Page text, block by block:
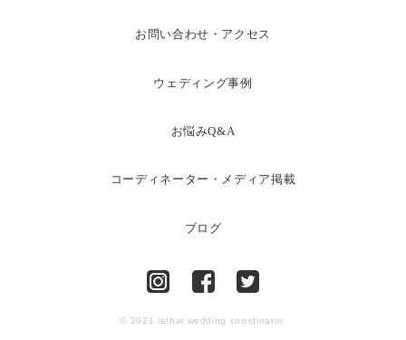
お問い合わせ・アクセス
ウェディング事例
お悩みQ&A
コーディネーター・メディア掲載
ブログ
© 2021 la!hal wedding coordinator.